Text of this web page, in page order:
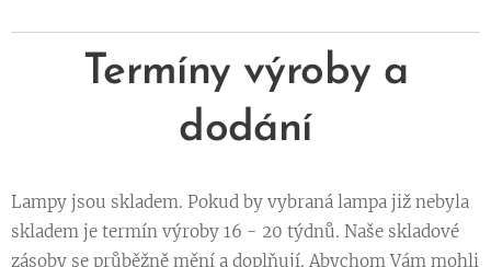
Termíny výroby a
dodání
Lampy jsou skladem. Pokud by vybraná lampa již nebyla
skladem je termín výroby 16 - 20 týdnů. Naše skladové
zásoby se průběžně mění a doplňují. Abychom Vám mohli